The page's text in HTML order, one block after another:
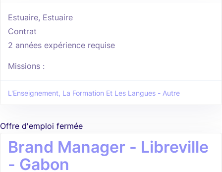
Estuaire, Estuaire
Contrat
2 années expérience requise
Missions :
L'Enseignement, La Formation Et Les Langues - Autre
Offre d'emploi fermée
Brand Manager - Libreville
- Gabon